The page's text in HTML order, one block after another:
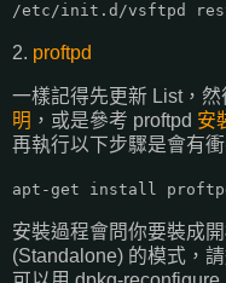
/etc/init.d/vsftpd
2. proftpd
一樣記得先更新 List，
明 ，或是參考 proftpd 安
再執行以下步驟是會有衝
apt-get install
安裝過程會問你要裝成
(Standalone) 的模式，